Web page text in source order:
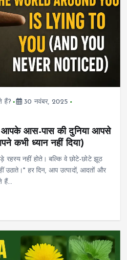
हैं?
30 नवंबर, 2025
आपके आस-पास की दुनिया आपसे
कभी ध्यान नहीं दिया)
रहस्य नहीं होते। बल्कि वे छोटे-छोटे झूठ
उठाते।" हर दिन, आप उत्पादों, आदतों और
हैं...